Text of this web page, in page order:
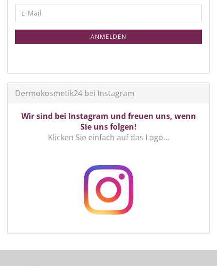
WEITER
ZUR
NEWSLETTER-
E-
Mail
ANMELDEN
Dermokosmetik24 bei Instagram
Wir sind bei Instagram und freuen uns, wenn
Sie uns folgen!
Klicken Sie einfach auf das Logo...